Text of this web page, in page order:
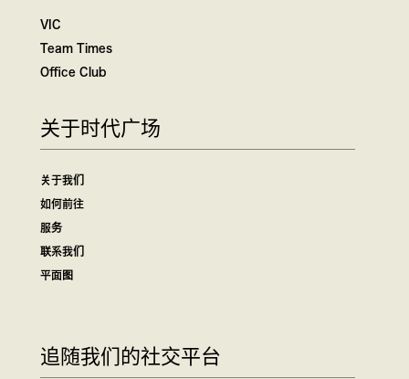
VIC
Team Times
Office Club
关于时代广场
关于我们
如何前往
服务
联系我们
平面图
追随我们的社交平台